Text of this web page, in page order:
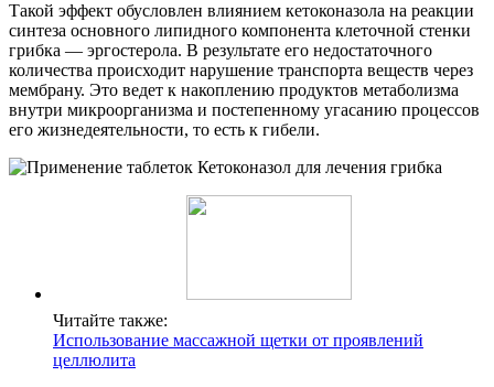
Такой эффект обусловлен влиянием кетоконазола на реакции
синтеза основного липидного компонента клеточной стенки
грибка — эргостерола. В результате его недостаточного
количества происходит нарушение транспорта веществ через
мембрану. Это ведет к накоплению продуктов метаболизма
внутри микроорганизма и постепенному угасанию процессов
его жизнедеятельности, то есть к гибели.
Читайте также:
Использование массажной щетки от проявлений
целлюлита